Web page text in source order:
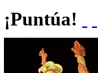
¡Puntúa!